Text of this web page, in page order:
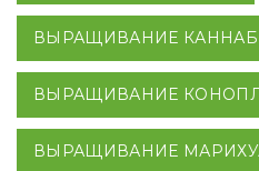
ВЫРАЩИВАНИЕ
ВЫРАЩИВАНИЕ
ВЫРАЩИВАНИЕ